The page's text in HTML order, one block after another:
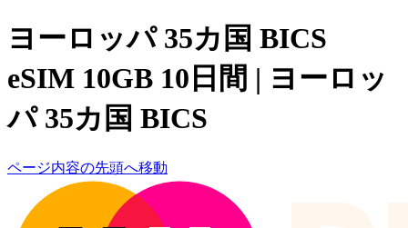
ヨーロッパ 35カ国 BICS
eSIM 10GB 10日間 | ヨーロッ
パ 35カ国 BICS
ページ内容の先頭へ移動